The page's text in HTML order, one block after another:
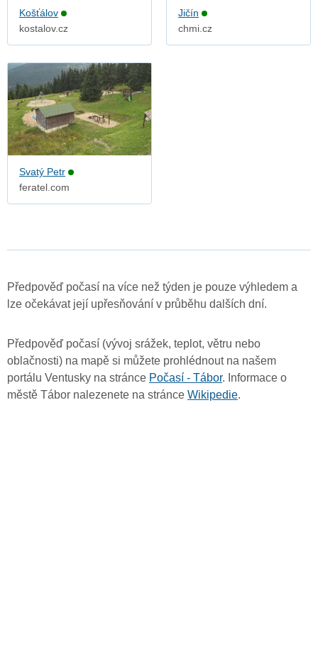
Košťálov
kostalov.cz
Jičín
chmi.cz
Svatý Petr
feratel.com
Předpověď počasí na více než týden je pouze výhledem a
lze očekávat její upřesňování v průběhu dalších dní.
Předpověď počasí (vývoj srážek, teplot, větru nebo
oblačnosti) na mapě si můžete prohlédnout na našem
portálu Ventusky na stránce Počasí - Tábor. Informace o
městě Tábor nalezenete na stránce Wikipedie.